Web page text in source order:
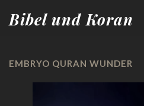
Bibel und Koran
EMBRYO QURAN WUNDER